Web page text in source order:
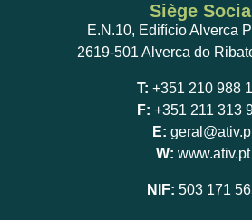
Siège Social
E.N.10, Edifício Alverca
2619-501 Alverca do
T: +351 210 988
F: +351 211 313
E:
W: www.ativ.pt
NIF: 503 171